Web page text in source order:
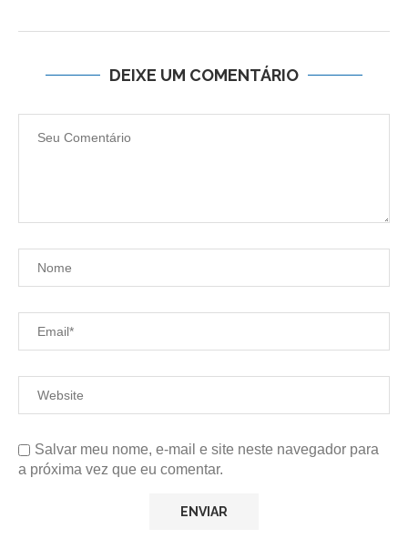
DEIXE UM COMENTÁRIO
Salvar meu nome, e-mail e site neste navegador para
a próxima vez que eu comentar.